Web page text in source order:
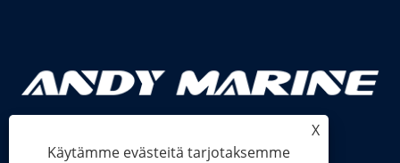
X
Käytämme evästeitä tarjotaksemme